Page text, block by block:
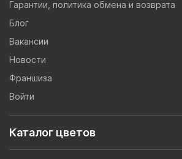
Гарантии, политика обмена и возврата
Блог
Вакансии
Новости
Франшиза
Войти
Каталог цветов